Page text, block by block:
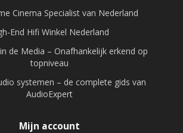
Cinema Specialist van Nederland
End Hifi Winkel Nederland
de Media – Onafhankelijk erkend op
topniveau
systemen – de complete gids van
AudioExpert
Mijn account